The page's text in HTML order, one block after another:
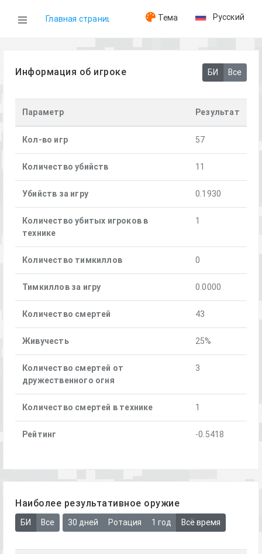
Главная страница Тема Русский
Информация об игроке БИ Все
Параметр Результат
Кол-во игр 57
Количество убийств 11
Убийств за игру 0.1930
Количество убитых игроков в
технике
1
Количество тимкиллов 0
Тимкиллов за игру 0.0000
Количество смертей 43
Живучесть 25%
Количество смертей от
дружественного огня
3
Количество смертей в технике 1
Рейтинг -0.5418
Наиболее результативное оружие
БИ Все 30 дней Ротация 1 год Всё время